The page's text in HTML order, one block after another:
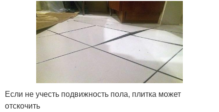
Если не учесть подвижность пола, плитка может
отскочить